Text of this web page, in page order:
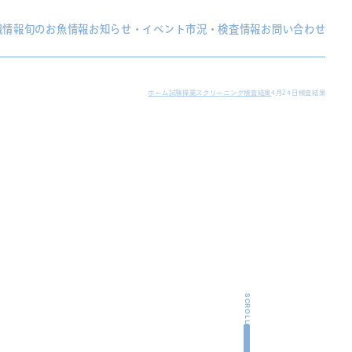
情報旬のお魚情報お知らせ・イベント市況・検査情報お問い合わせ
ホーム 試験操業スクリーニング検査結果4月24日検査結果
SCROLL